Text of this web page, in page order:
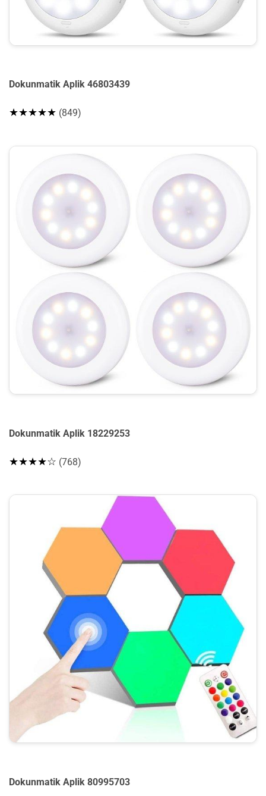
Dokunmatik Aplik 46803439
★★★★★ (849)
Dokunmatik Aplik 18229253
★★★★☆ (768)
Dokunmatik Aplik 80995703